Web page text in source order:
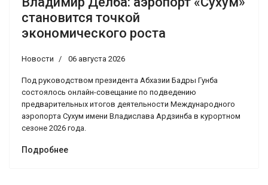
становится точкой
экономического роста
Новости 06 августа 2026
Под руководством президента Абхазии Бадры Гунба
состоялось онлайн-совещание по подведению
предварительных итогов деятельности Международного
аэропорта Сухум имени Владислава Ардзинба в курортном
сезоне 2026 года.
Подробнее